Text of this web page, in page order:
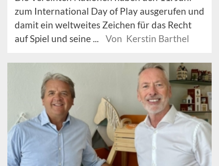
zum International Day of Play ausgerufen und
damit ein weltweites Zeichen für das Recht
auf Spiel und seine ...
Von Kerstin Barthel